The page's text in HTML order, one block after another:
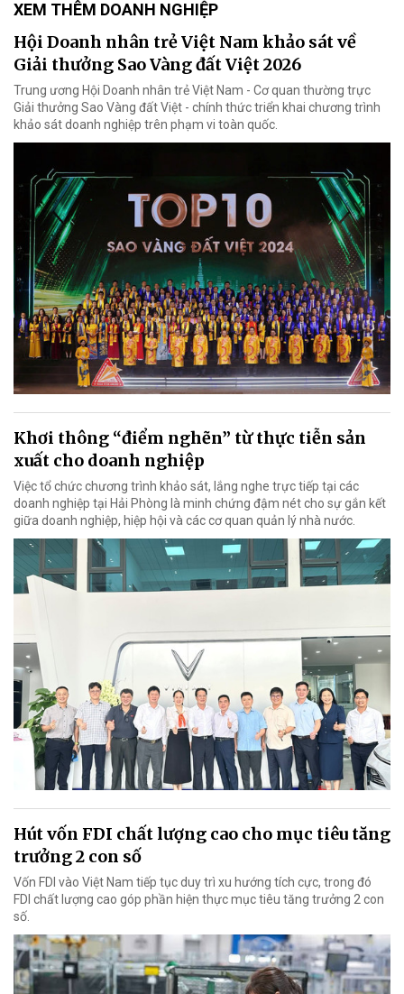
XEM THÊM DOANH NGHIỆP
Hội Doanh nhân trẻ Việt Nam khảo sát về
Giải thưởng Sao Vàng đất Việt 2026
Trung ương Hội Doanh nhân trẻ Việt Nam - Cơ quan thường trực
Giải thưởng Sao Vàng đất Việt - chính thức triển khai chương trình
khảo sát doanh nghiệp trên phạm vi toàn quốc.
Khơi thông “điểm nghẽn” từ thực tiễn sản
xuất cho doanh nghiệp
Việc tổ chức chương trình khảo sát, lắng nghe trực tiếp tại các
doanh nghiệp tại Hải Phòng là minh chứng đậm nét cho sự gắn kết
giữa doanh nghiệp, hiệp hội và các cơ quan quản lý nhà nước.
Hút vốn FDI chất lượng cao cho mục tiêu tăng
trưởng 2 con số
Vốn FDI vào Việt Nam tiếp tục duy trì xu hướng tích cực, trong đó
FDI chất lượng cao góp phần hiện thực mục tiêu tăng trưởng 2 con
số.